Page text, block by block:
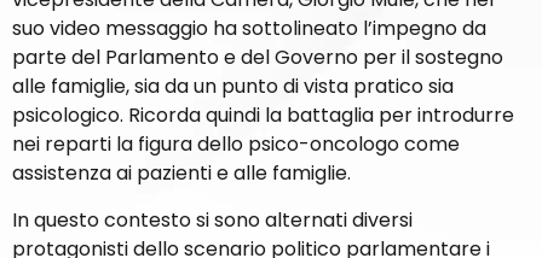
suo video messaggio ha sottolineato l’impegno da
parte del Parlamento e del Governo per il sostegno
alle famiglie, sia da un punto di vista pratico sia
psicologico. Ricorda quindi la battaglia per introdurre
nei reparti la figura dello psico-oncologo come
assistenza ai pazienti e alle famiglie.
In questo contesto si sono alternati diversi
protagonisti dello scenario politico parlamentare i